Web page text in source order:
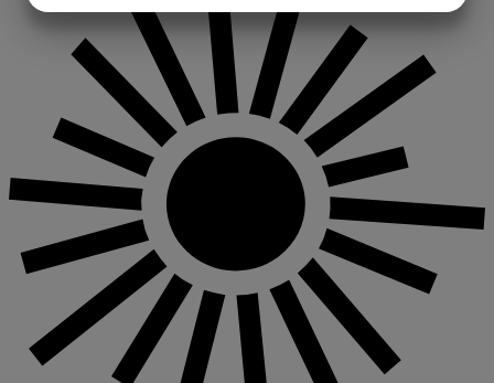
MARKNADSFÖRING STATISTIK